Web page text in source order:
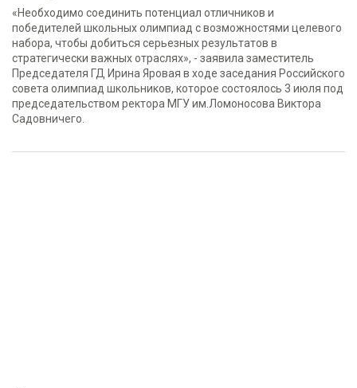
«Необходимо соединить потенциал отличников и
победителей школьных олимпиад с возможностями целевого
набора, чтобы добиться серьезных результатов в
стратегически важных отраслях», - заявила заместитель
Председателя ГД Ирина Яровая в ходе заседания Российского
совета олимпиад школьников, которое состоялось 3 июля под
председательством ректора МГУ им.Ломоносова Виктора
Садовничего.